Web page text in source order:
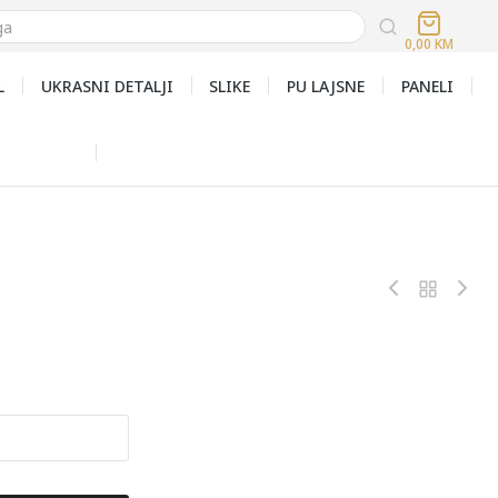
0,00 KM
UKRASNI DETALJI SLIKE PU LAJSNE PANELI